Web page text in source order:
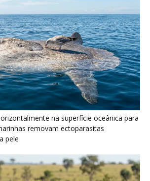
na superfície oceânica para
removam ectoparasitas
pele